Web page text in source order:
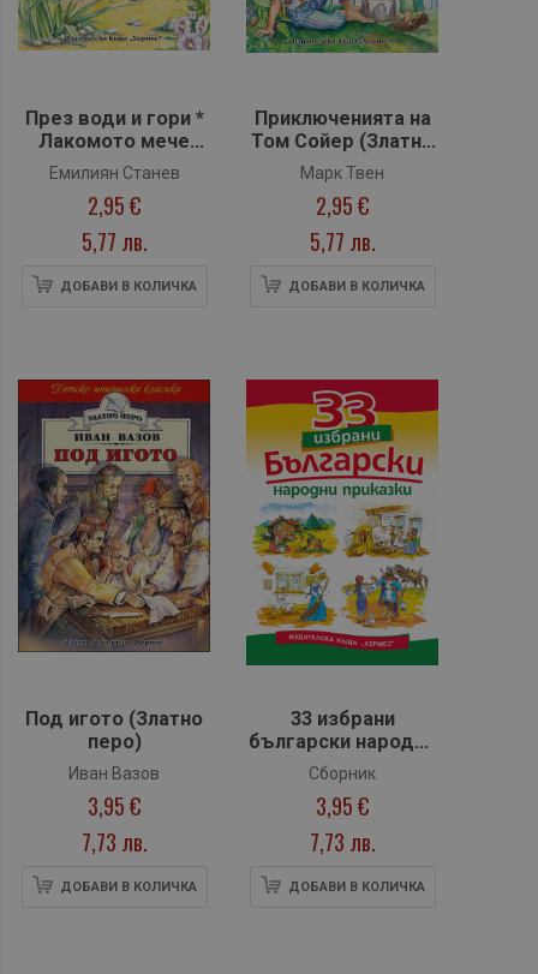
През води и гори *
Лакомото мече
(Златно перо)
Емилиян Станев
2,95 €
5,77 лв.
ДОБАВИ В КОЛИЧКА
Приключенията на
Том Сойер (Златно
перо)
Марк Твен
2,95 €
5,77 лв.
ДОБАВИ В КОЛИЧКА
Под игото (Златно
перо)
Иван Вазов
3,95 €
7,73 лв.
ДОБАВИ В КОЛИЧКА
33 избрани
български народни
приказки
Сборник
3,95 €
7,73 лв.
ДОБАВИ В КОЛИЧКА